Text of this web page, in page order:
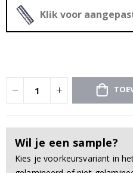
Klik voor
Wil je een sample?
Kies je voorkeursvariant in